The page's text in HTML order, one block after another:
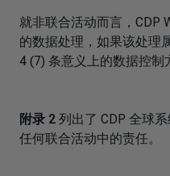
就非联合活动而言，CDP
的数据处理，如果该处理
4 (7) 条意义上的数据控制
附录 2 列出了 CDP 全球
任何联合活动中的责任。